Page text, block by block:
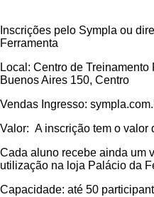
Inscrições pelo Sympla ou
Ferramenta
Local: Centro de
Buenos Aires 150, Centro
Vendas Ingresso:
Valor: A inscrição tem o valor
Cada aluno recebe ainda um
utilização na loja Palácio da
Capacidade: até 50